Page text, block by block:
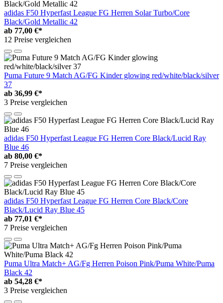
adidas F50 Hyperfast League FG Herren Solar Turbo/Core
Black/Gold Metallic 42
ab 77,00 €*
12 Preise vergleichen
Puma Future 9 Match AG/FG Kinder glowing red/white/black/silver
37
ab 36,99 €*
3 Preise vergleichen
adidas F50 Hyperfast League FG Herren Core Black/Lucid Ray
Blue 46
ab 80,00 €*
7 Preise vergleichen
adidas F50 Hyperfast League FG Herren Core Black/Core
Black/Lucid Ray Blue 45
ab 77,01 €*
7 Preise vergleichen
Puma Ultra Match+ AG/Fg Herren Poison Pink/Puma White/Puma
Black 42
ab 54,28 €*
3 Preise vergleichen